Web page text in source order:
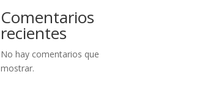
Comentarios
recientes
No hay comentarios que
mostrar.